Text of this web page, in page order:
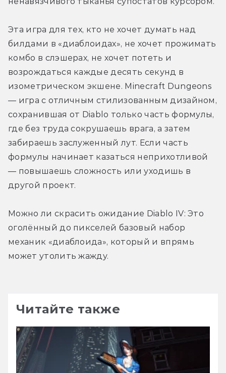
Эта игра для тех, кто не хочет думать над
билдами в «диаблоидах», не хочет прожимать
комбо в слэшерах, не хочет потеть и
возрождаться каждые десять секунд в
изометрическом экшене. Minecraft Dungeons
— игра с отличным стилизованным дизайном,
сохранившая от Diablo только часть формулы,
где без труда сокрушаешь врага, а затем
забираешь заслуженный лут. Если часть
формулы начинает казаться неприхотливой
— повышаешь сложность или уходишь в
другой проект.
Можно ли скрасить ожидание Diablo IV: Это
оголённый до пикселей базовый набор
механик «диаблоида», который и впрямь
может утолить жажду.
Читайте также